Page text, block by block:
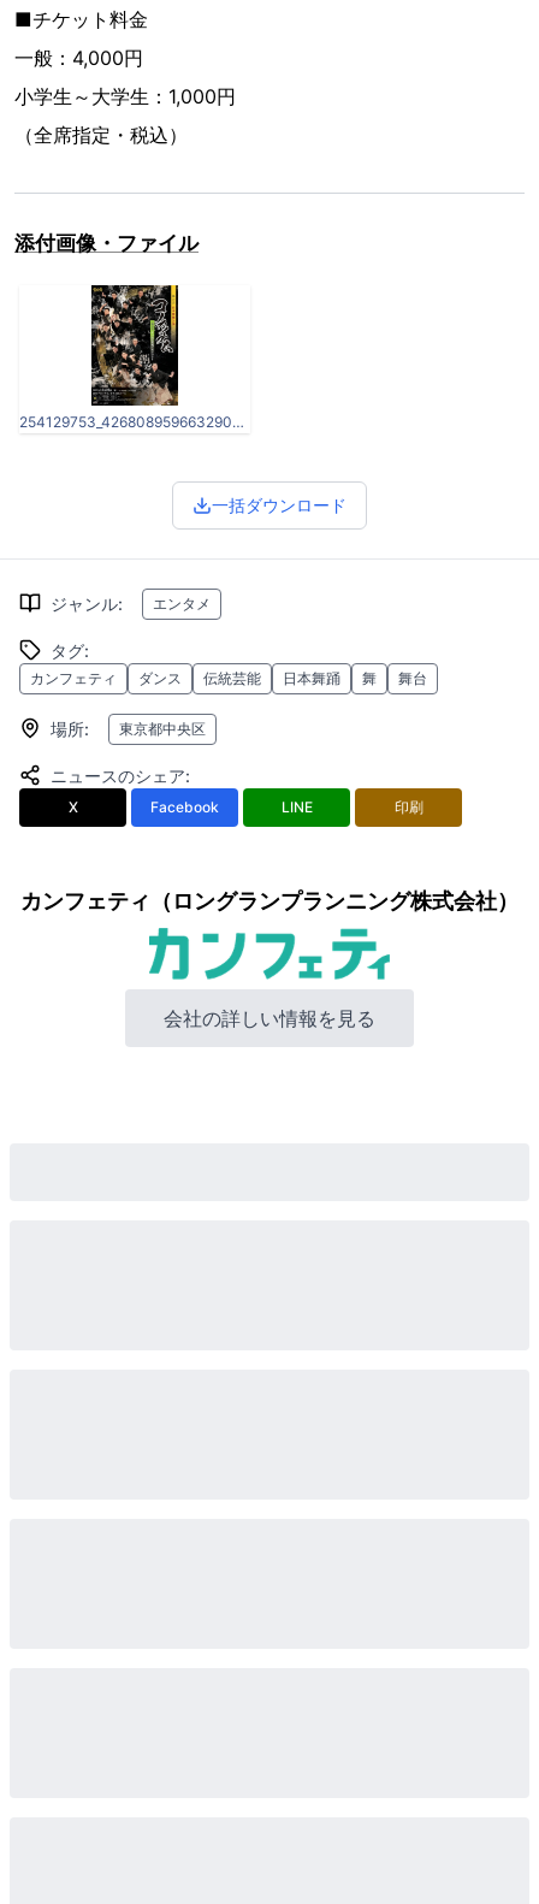
■チケット料金
一般：4,000円
小学生～大学生：1,000円
（全席指定・税込）
添付画像・ファイル
254129753_4268089596632902_7478440738059396923_n.jpg
一括ダウンロード
ジャンル: エンタメ
タグ:
カンフェティ ダンス 伝統芸能 日本舞踊 舞 舞台
場所: 東京都中央区
ニュースのシェア:
X Facebook LINE 印刷
カンフェティ（ロングランプランニング株式会社）
会社の詳しい情報を見る